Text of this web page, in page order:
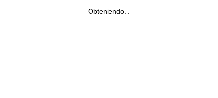
Obteniendo...